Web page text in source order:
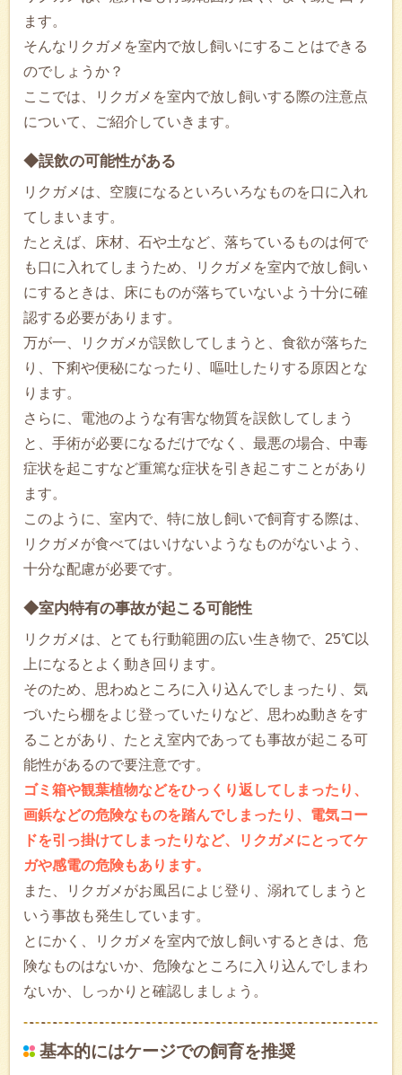
ます。
そんなリクガメを室内で放し飼いにすることはできる
のでしょうか？
ここでは、リクガメを室内で放し飼いする際の注意点
について、ご紹介していきます。
◆誤飲の可能性がある
リクガメは、空腹になるといろいろなものを口に入れ
てしまいます。
たとえば、床材、石や土など、落ちているものは何で
も口に入れてしまうため、リクガメを室内で放し飼い
にするときは、床にものが落ちていないよう十分に確
認する必要があります。
万が一、リクガメが誤飲してしまうと、食欲が落ちた
り、下痢や便秘になったり、嘔吐したりする原因とな
ります。
さらに、電池のような有害な物質を誤飲してしまう
と、手術が必要になるだけでなく、最悪の場合、中毒
症状を起こすなど重篤な症状を引き起こすことがあり
ます。
このように、室内で、特に放し飼いで飼育する際は、
リクガメが食べてはいけないようなものがないよう、
十分な配慮が必要です。
◆室内特有の事故が起こる可能性
リクガメは、とても行動範囲の広い生き物で、25℃以
上になるとよく動き回ります。
そのため、思わぬところに入り込んでしまったり、気
づいたら棚をよじ登っていたりなど、思わぬ動きをす
ることがあり、たとえ室内であっても事故が起こる可
能性があるので要注意です。
ゴミ箱や観葉植物などをひっくり返してしまったり、
画鋲などの危険なものを踏んでしまったり、電気コー
ドを引っ掛けてしまったりなど、リクガメにとってケ
ガや感電の危険もあります。
また、リクガメがお風呂によじ登り、溺れてしまうと
いう事故も発生しています。
とにかく、リクガメを室内で放し飼いするときは、危
険なものはないか、危険なところに入り込んでしまわ
ないか、しっかりと確認しましょう。
基本的にはケージでの飼育を推奨